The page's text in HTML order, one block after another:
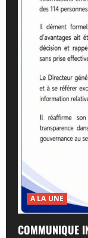
A LA UNE
COMMUNIQUE